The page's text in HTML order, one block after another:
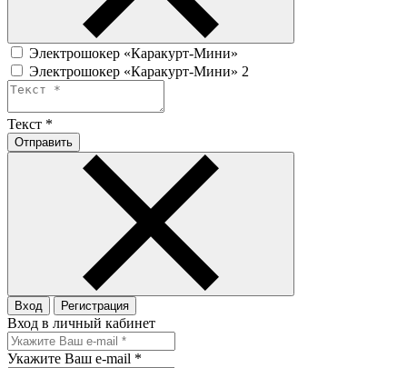
Электрошокер «Каракурт-Мини»
Электрошокер «Каракурт-Мини» 2
Текст *
Отправить
Вход Регистрация
Вход в личный кабинет
Укажите Ваш e-mail *